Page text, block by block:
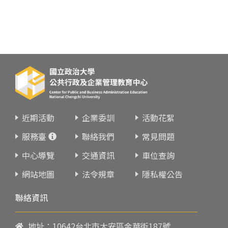
近期活動 企業委訓
活動花絮
服務臺
聯絡我們
常見問題
中心導覽
交通資訊
車位查詢
網站地圖
法令規章
隱私權公告
聯絡資訊